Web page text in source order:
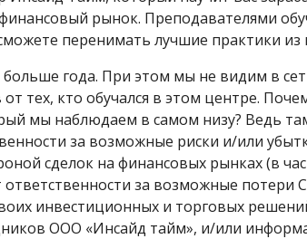
финансовый рынок. Преподавателями
перенимать лучшие практики из
года. При этом мы не видим в
тех, кто обучался в этом центре.
мы наблюдаем в самом низу? Ведь
за возможные риски и/или
сделок на финансовых рынках (в
ответственности за возможные
инвестиционных и торговых
ООО «Инсайд тайм», и/или